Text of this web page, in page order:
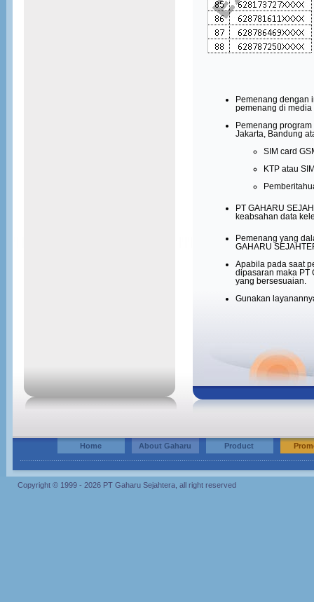
Pemenang dengan
pemenang di media
Pemenang
Jakarta, Bandung
SIM card
KTP atau
PT GAHARU
keabsahan data
Pemenang yang
GAHARU
Apabila pada saat
dipasaran maka PT
yang bersesuaian.
Gunakan
Home About Gaharu Product
Copyright © 1999 - 2026 PT Gaharu Sejahtera, all right reserved